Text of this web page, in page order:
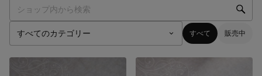
すべて 販売中